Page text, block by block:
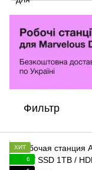
Фильтр
ХИТ
6